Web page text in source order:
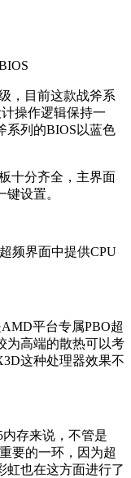
，目前这款战斧系
操作逻辑保持一
系列的BIOS以蓝色
十分齐全，主界面
设置。
频界面中提供CPU
AMD平台专属PBO超
为高端的散热可以考
这种处理器效果不
存来说，不管是
要的一环，因为超
虹也在这方面进行了